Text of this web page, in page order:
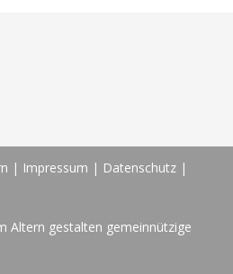
| Impressum | Datenschutz |
Altern gestalten gemeinnützige